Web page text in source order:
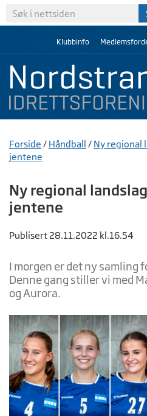
Klubbinfo
Forside / Håndball / Ny regional
jentene
Ny regional
jentene
Publisert 28.11.2022 kl.16.54
I morgen er det ny samling
Denne gang stiller vi med
og Aurora.